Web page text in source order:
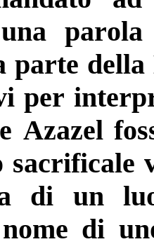
parte
per
Azazel
sacrificale
di un
di